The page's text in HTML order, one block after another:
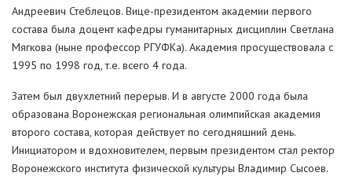
Андреевич Стеблецов. Вице-президентом академии первого
состава была доцент кафедры гуманитарных дисциплин Светлана
Мягкова (ныне профессор РГУФКа). Академия просуществовала с
1995 по 1998 год, т.е. всего 4 года.
Затем был двухлетний перерыв. И в августе 2000 года была
образована Воронежская региональная олимпийская академия
второго состава, которая действует по сегодняшний день.
Инициатором и вдохновителем, первым президентом стал ректор
Воронежского института физической культуры Владимир Сысоев.